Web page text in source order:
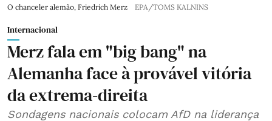
O chanceler alemão, Friedrich Merz EPA/TOMS KALNINS
Internacional
Merz fala em "big bang" na
Alemanha face à provável vitória
da extrema-direita
Sondagens nacionais colocam AfD na liderança